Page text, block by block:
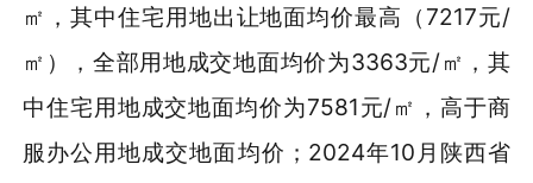
㎡，其中住宅用地出让地面均价最高（7217元/
㎡），全部用地成交地面均价为3363元/㎡，其
中住宅用地成交地面均价为7581元/㎡，高于商
服办公用地成交地面均价；2024年10月陕西省